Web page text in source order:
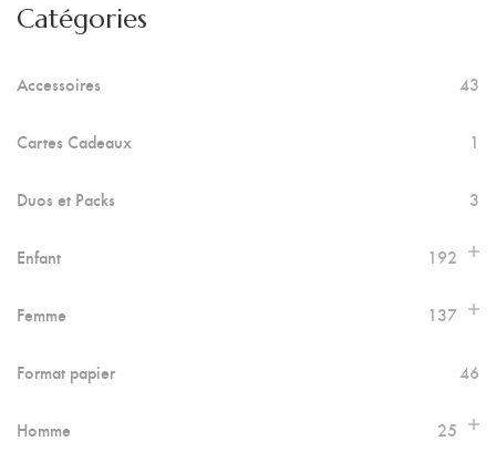
Catégories
Accessoires 43
Cartes Cadeaux 1
Duos et Packs 3
Enfant 192
Femme 137
Format papier 46
Homme 25